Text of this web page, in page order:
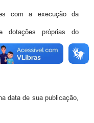
com a execução da
dotações próprias do
data de sua publicação,